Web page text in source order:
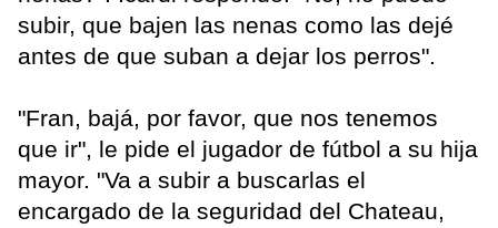
subir, que bajen las nenas como las dejé
antes de que suban a dejar los perros".
"Fran, bajá, por favor, que nos tenemos
que ir", le pide el jugador de fútbol a su hija
mayor. "Va a subir a buscarlas el
encargado de la seguridad del Chateau,